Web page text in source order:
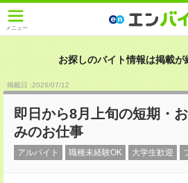
メニュー
お探しのバイト情報は掲載が
掲載日 :2026/07/12
即日から8月上旬の短期・
みのお仕事
アルバイト 職種未経験OK 大学生歓迎